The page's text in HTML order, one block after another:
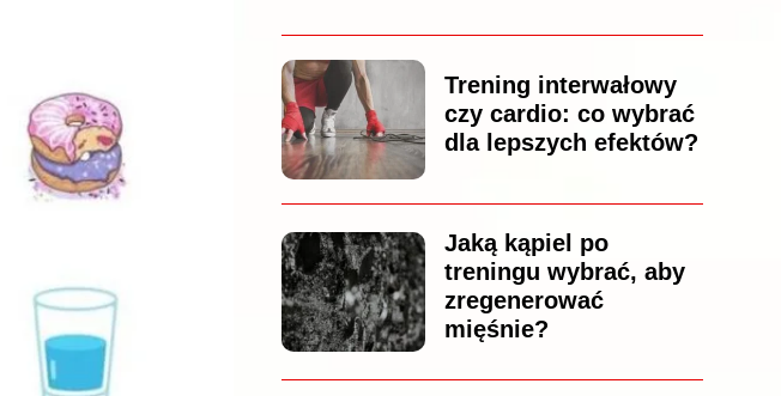
Trening interwałowy
czy cardio: co wybrać
dla lepszych efektów?
Jaką kąpiel po
treningu wybrać, aby
zregenerować
mięśnie?